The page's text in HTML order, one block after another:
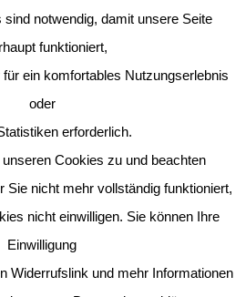
notwendig, damit unsere Seite
funktioniert,
ein komfortables Nutzungserlebnis
oder
erforderlich.
Cookies zu und beachten
Sie nicht mehr vollständig funktioniert,
nicht einwilligen. Sie können Ihre
Einwilligung
Widerrufslink und mehr Informationen